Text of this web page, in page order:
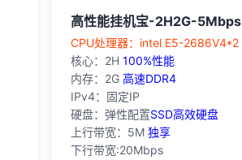
高性能挂机宝-2H2G-5Mbps
‎CPU处理器：intel E5-2686V4*2
核心：2H 100%性能
内存：2G 高速DDR4
IPv4：固定IP
硬盘：弹性配置SSD高效硬盘
上行带宽：5M 独享
下行带宽:20Mbps